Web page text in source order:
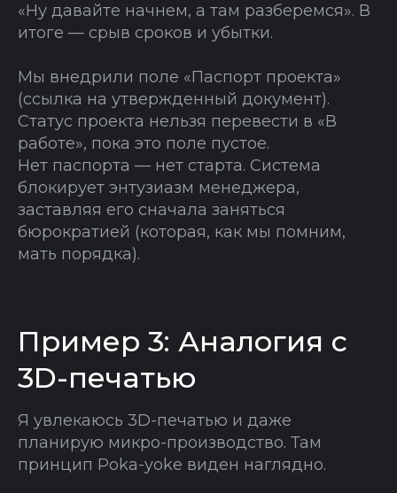
«Ну давайте начнем, а там разберемся». В
итоге — срыв сроков и убытки.
Мы внедрили поле «Паспорт проекта»
(ссылка на утвержденный документ).
Статус проекта нельзя перевести в «В
работе», пока это поле пустое.
Нет паспорта — нет старта. Система
блокирует энтузиазм менеджера,
заставляя его сначала заняться
бюрократией (которая, как мы помним,
мать порядка).
Пример 3: Аналогия с
3D-печатью
Я увлекаюсь 3D-печатью и даже
планирую микро-производство. Там
принцип Poka-yoke виден наглядно.